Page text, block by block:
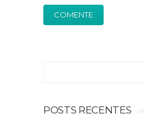
POSTS RECENTES